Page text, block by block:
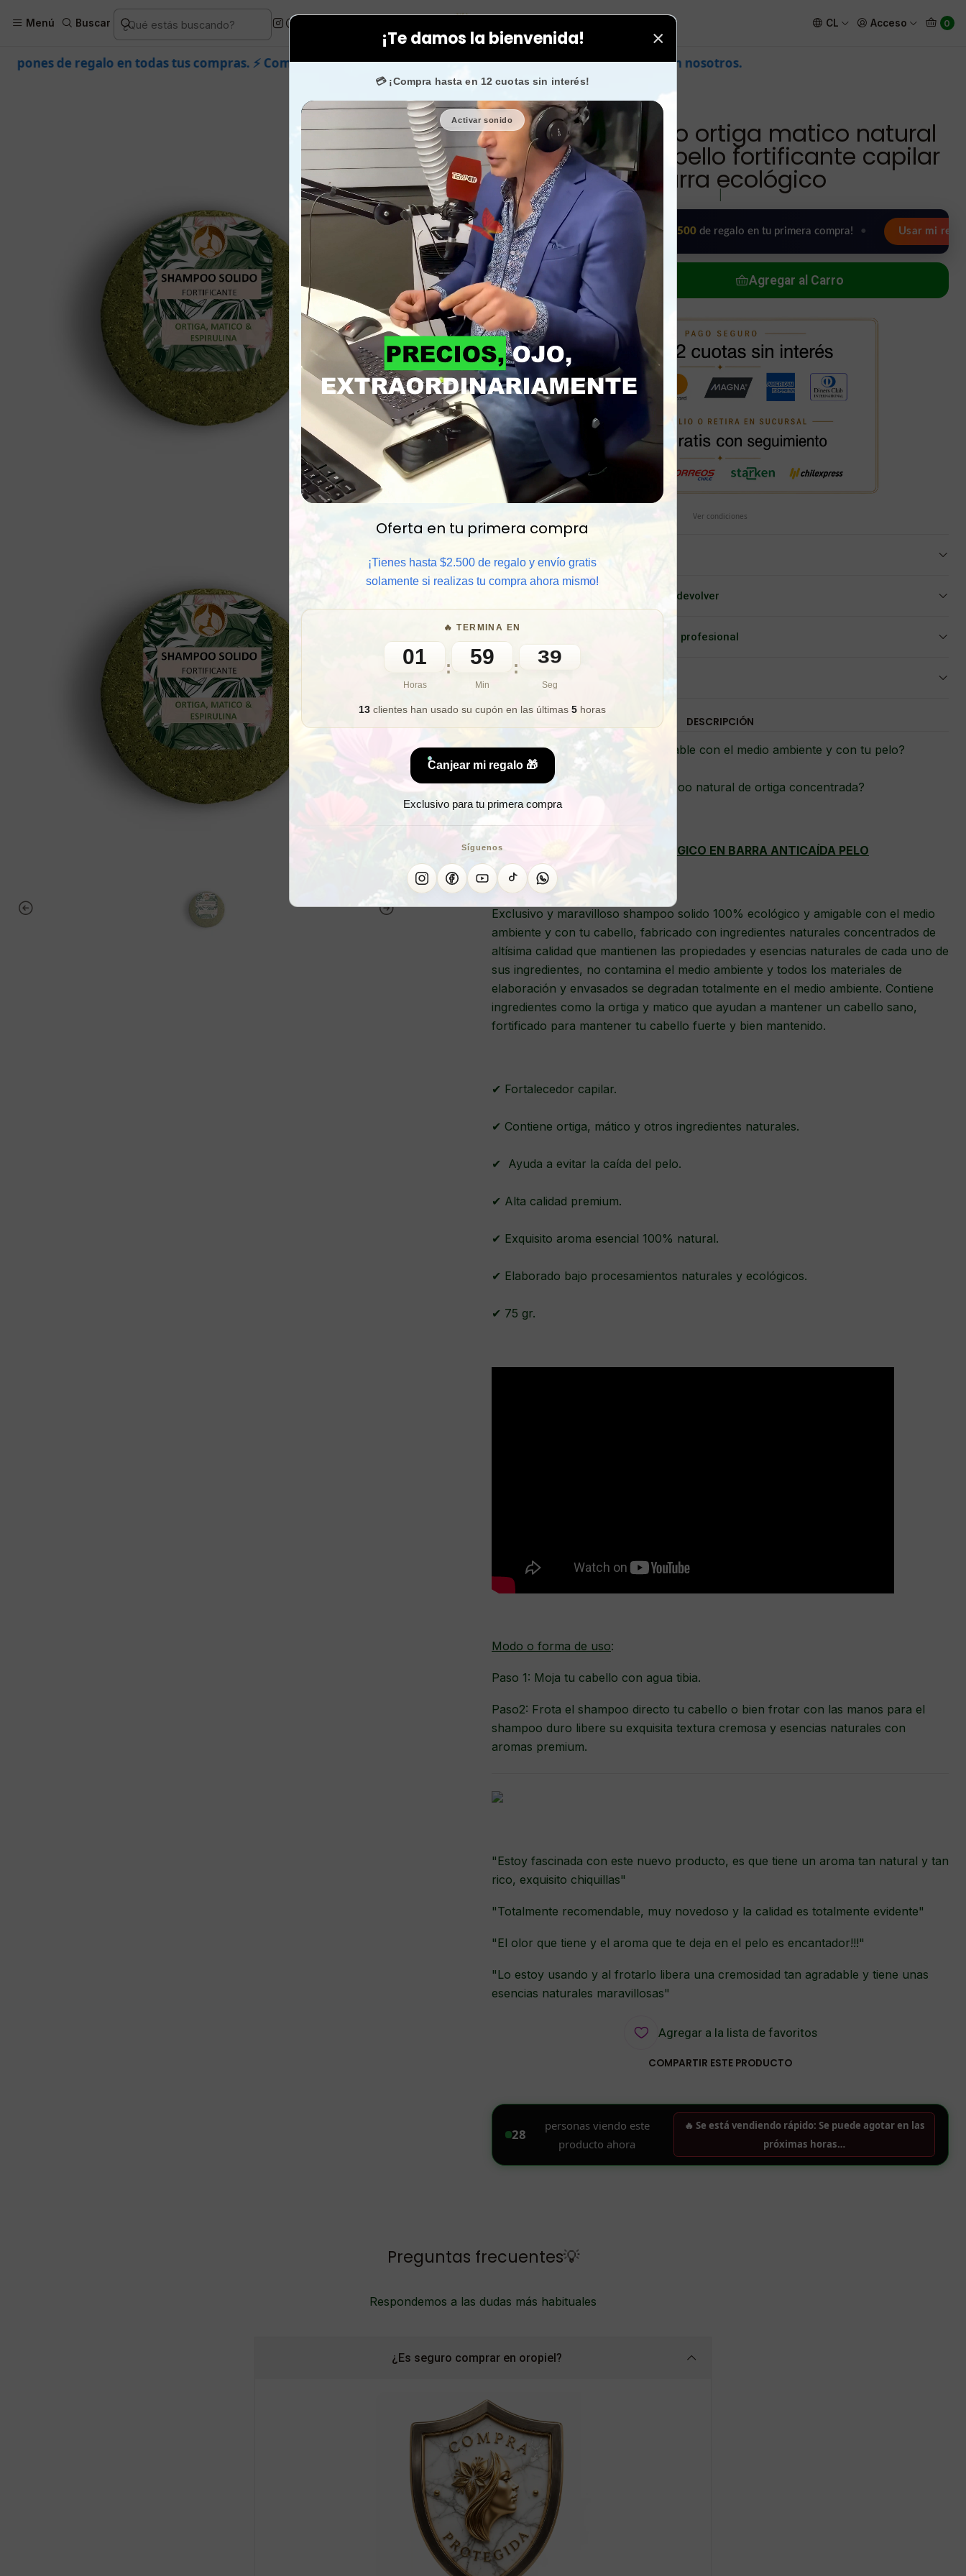
¡Te damos la bienvenida! ×
💳 ¡Compra hasta en 12 cuotas sin interés!
Activar sonido
Oferta en tu primera compra
¡Tienes hasta $2.500 de regalo y envío gratis
solamente si realizas tu compra ahora mismo!
🔥 TERMINA EN
01
Horas
: 59
Min
: 37
Seg
13 clientes han usado su cupón en las últimas 5 horas
Canjear mi regalo 🎁
Exclusivo para tu primera compra
Síguenos
Menú Buscar CL Acceso 0
Inicio Plantas: aloe vera, etc Shampoo solido ortiga matico natural fortalecedor cabello fortificante capilar en barra ecológico
tus compras. ⚡ Compra rápido y aprovecha. 💙 +50.000 fans enInstagramconfían en nosotros.
Shampoo solido ortiga matico natural
fortalecedor cabello fortificante capilar
en barra ecológico
🎉 Bienvenid@ 🔥 ¡Hasta de regalo en tu primera compra! • Usar mi regalo ahora
Cantidad
Agregar al Carro
Ver condiciones
📦 Comprar al por mayor
⏰ Garantía 8 meses para cambiar o devolver
🧑‍💼 Atención al cliente y/o Asesoría profesional
🎁 Lo quiero para regalo
DESCRIPCIÓN
¿Buscas un champú amigable con el medio ambiente y con tu pelo?
¿Quieres un shampoo natural de ortiga concentrada?
SHAMPOO ECOLÓGICO EN BARRA ANTICAÍDA PELO
Exclusivo y maravilloso shampoo solido 100% ecológico y amigable con el medio
ambiente y con tu cabello, fabricado con ingredientes naturales concentrados de
altísima calidad que mantienen las propiedades y esencias naturales de cada uno de
sus ingredientes, no contamina el medio ambiente y todos los materiales de
elaboración y envasados se degradan totalmente en el medio ambiente. Contiene
ingredientes como la ortiga y matico que ayudan a mantener un cabello sano,
fortificado para mantener tu cabello fuerte y bien mantenido.
✔ Fortalecedor capilar.
✔ Contiene ortiga, mático y otros ingredientes naturales.
✔ Ayuda a evitar la caída del pelo.
✔ Alta calidad premium.
✔ Exquisito aroma esencial 100% natural.
✔ Elaborado bajo procesamientos naturales y ecológicos.
✔ 75 gr.
Modo o forma de uso:
Paso 1: Moja tu cabello con agua tibia.
Paso2: Frota el shampoo directo tu cabello o bien frotar con las manos para el
shampoo duro libere su exquisita textura cremosa y esencias naturales con
aromas premium.
"Estoy fascinada con este nuevo producto, es que tiene un aroma tan natural y tan
rico, exquisito chiquillas"
"Totalmente recomendable, muy novedoso y la calidad es totalmente evidente"
"El olor que tiene y el aroma que te deja en el pelo es encantador!!!"
"Lo estoy usando y al frotarlo libera una cremosidad tan agradable y tiene unas
esencias naturales maravillosas"
Agregar a la lista de favoritos
COMPARTIR ESTE PRODUCTO
Preguntas frecuentes💡
Respondemos a las dudas más habituales
¿Es seguro comprar en oropiel?